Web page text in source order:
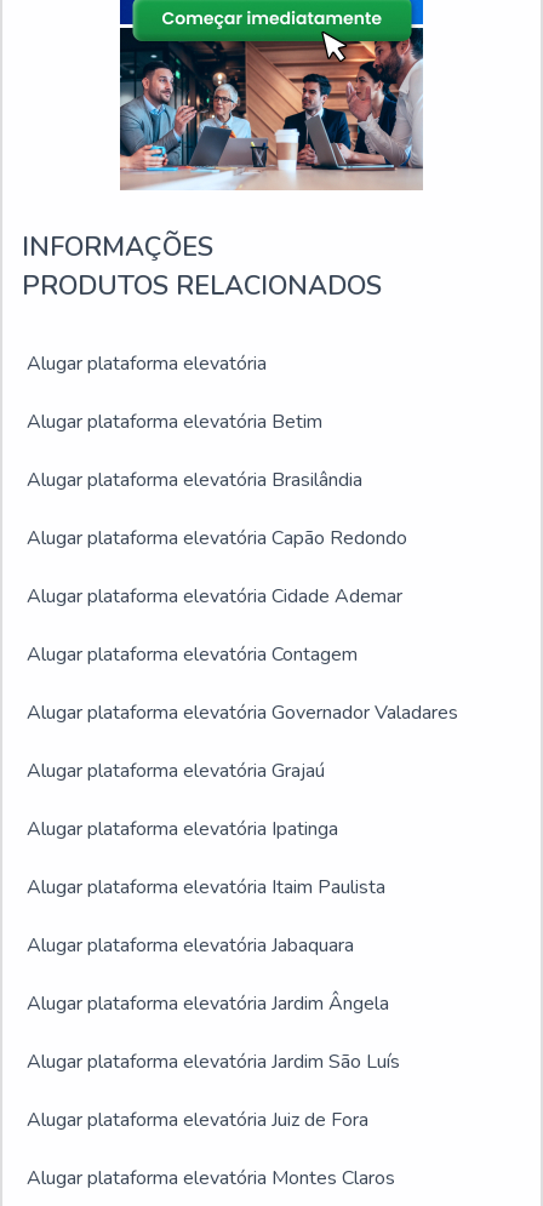
INFORMAÇÕES
PRODUTOS RELACIONADOS
Alugar plataforma elevatória
Alugar plataforma elevatória Betim
Alugar plataforma elevatória Brasilândia
Alugar plataforma elevatória Capão Redondo
Alugar plataforma elevatória Cidade Ademar
Alugar plataforma elevatória Contagem
Alugar plataforma elevatória Governador Valadares
Alugar plataforma elevatória Grajaú
Alugar plataforma elevatória Ipatinga
Alugar plataforma elevatória Itaim Paulista
Alugar plataforma elevatória Jabaquara
Alugar plataforma elevatória Jardim Ângela
Alugar plataforma elevatória Jardim São Luís
Alugar plataforma elevatória Juiz de Fora
Alugar plataforma elevatória Montes Claros